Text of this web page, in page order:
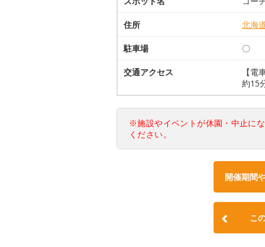
住所 北海
駐車場 〇
交通アクセス
【電
約15
※施設やイベントが休園・中止に
ください。
開催期間
こ